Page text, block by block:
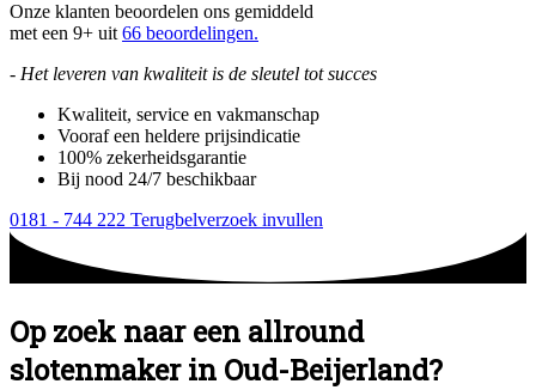
Onze klanten beoordelen ons gemiddeld
met een 9+ uit66 beoordelingen.
- Het leveren van kwaliteit is de sleutel tot succes
Kwaliteit, service en vakmanschap
Vooraf een heldere prijsindicatie
100% zekerheidsgarantie
Bij nood 24/7 beschikbaar
0181 - 744 222 Terugbelverzoek invullen
Op zoek naar een allround
slotenmaker in Oud-Beijerland?